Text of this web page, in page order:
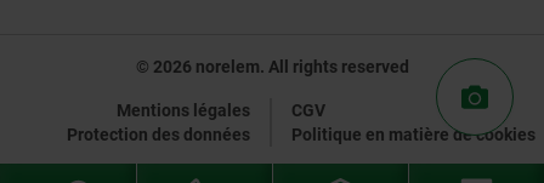
© 2026 norelem. All rights reserved
Mentions légales
CGV
Protection des données
Politique en matière de cookies